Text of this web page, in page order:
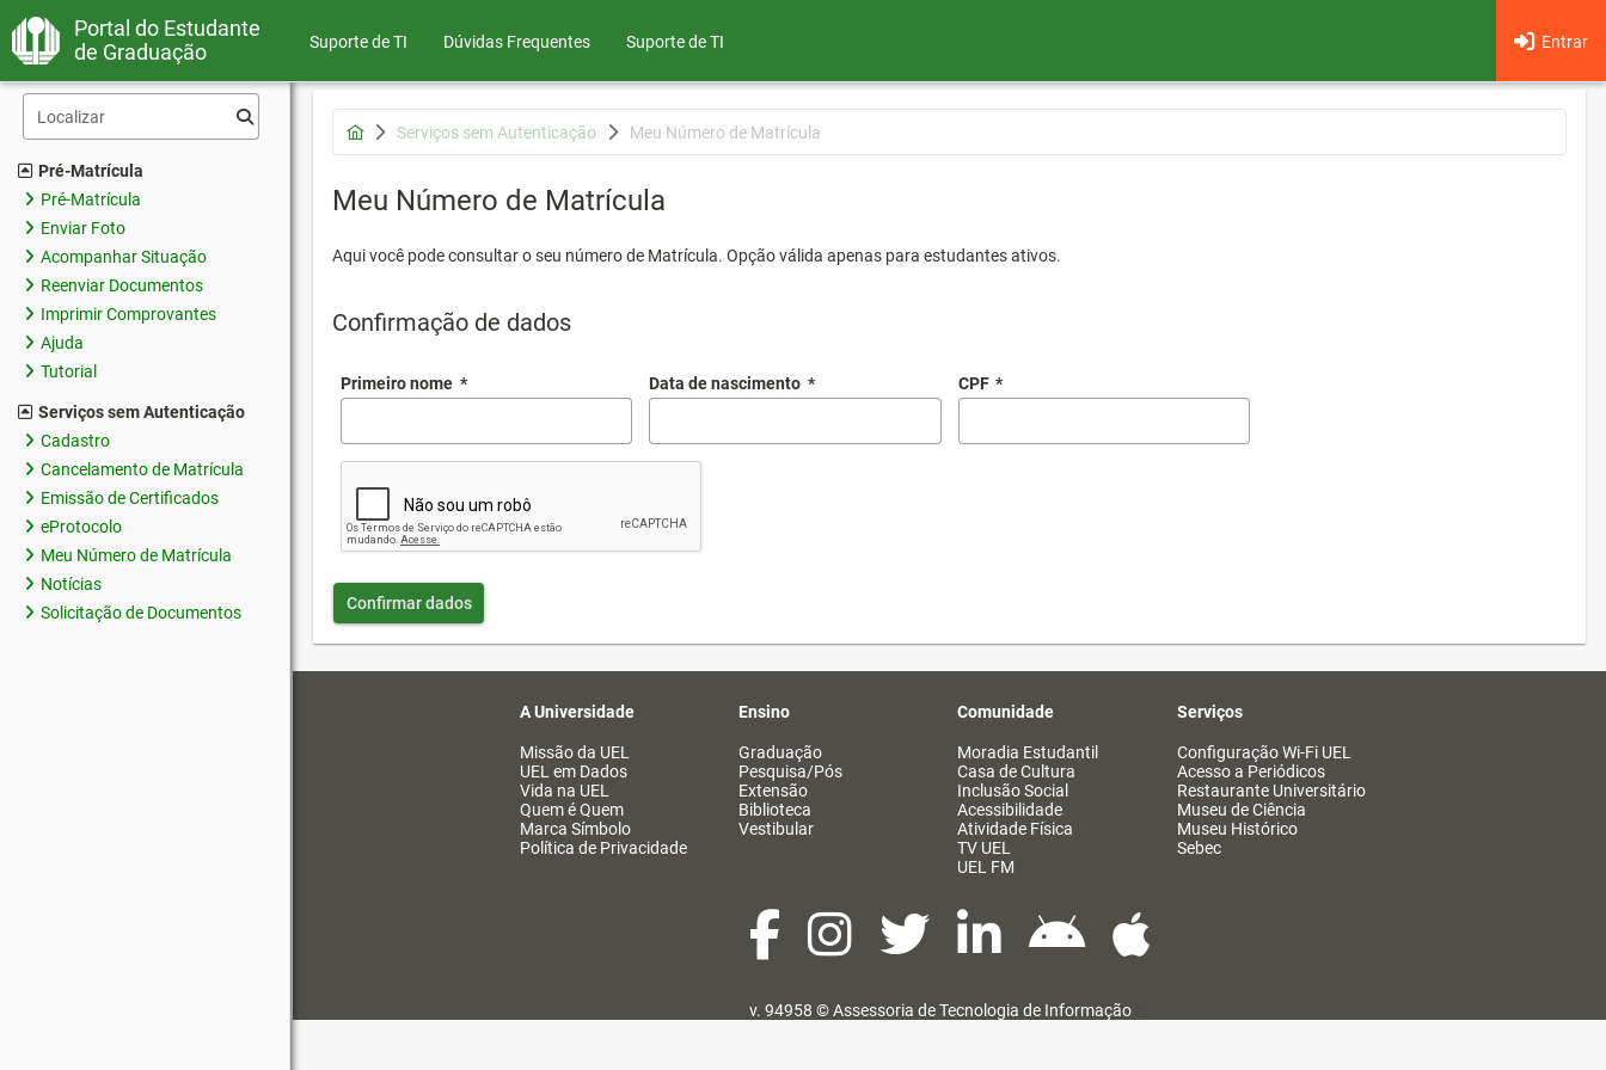
Portal do Estudante
de Graduação
Suporte de TI Dúvidas Frequentes Entrar
Suporte de TI
Pré-Matrícula
Pré-Matrícula
Enviar Foto
Acompanhar Situação
Reenviar Documentos
Imprimir Comprovantes
Ajuda
Tutorial
Serviços sem Autenticação
Cadastro
Cancelamento de Matrícula
Emissão de Certificados
eProtocolo
Meu Número de Matrícula
Notícias
Solicitação de Documentos
Serviços sem Autenticação Meu Número de Matrícula
Meu Número de Matrícula
Aqui você pode consultar o seu número de Matrícula. Opção válida apenas para estudantes ativos.
Confirmação de dados
Primeiro nome * Data de nascimento * CPF *
Confirmar dados
A Universidade
Missão da UEL
UEL em Dados
Vida na UEL
Quem é Quem
Marca Símbolo
Política de Privacidade
Ensino
Graduação
Pesquisa/Pós
Extensão
Biblioteca
Vestibular
Comunidade
Moradia Estudantil
Casa de Cultura
Inclusão Social
Acessibilidade
Atividade Física
TV UEL
UEL FM
Serviços
Configuração Wi-Fi UEL
Acesso a Periódicos
Restaurante Universitário
Museu de Ciência
Museu Histórico
Sebec
v. 94958 ©Assessoria de Tecnologia de Informação